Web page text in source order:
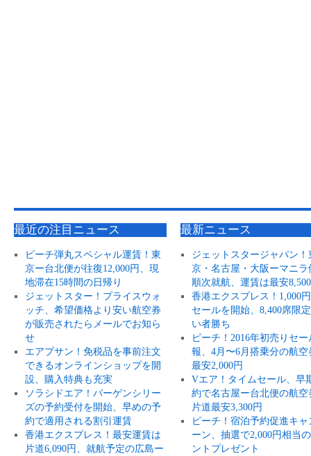
最近の注目ニュース
ピーチ弾丸スペシャル運賃！東
京ー台北便が往復12,000円、現
地滞在15時間の日帰り
ジェットスター！プライスウォ
ッチ、希望価格より安い航空券
が販売されたらメールでお知ら
せ
エアプサン！免税品を事前注文
できるオンラインショップを開
設、購入特典も充実
ソラシドエア！バーゲンシリー
ズの予約受付を開始、早めの予
約で適用される割引運賃
香港エクスプレス！最安運賃は
片道6,090円、就航予定の広島ー
最新ニュース
ジェットスタージャパン！
京・名古屋・大阪ーマニラ
順次就航、運賃は最安
香港エクスプレス！1,000
セールを開始、8,400席限
い者勝ち
ピーチ！2016年初売りセー
報、4月〜6月搭乗分の航空
最安2,000円
Vエア！タイムセール、早
約で名古屋ー台北便の航空
片道最安3,300円
ピーチ！宿泊予約促進キャ
ーン、抽選で2,000円相当
ントプレゼント